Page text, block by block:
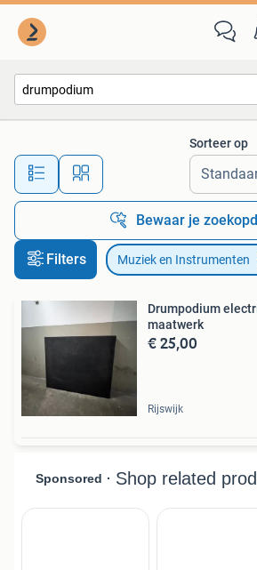
Alle afstanden…
Sorteer op
Bewaar je
Filters Muziek en Instrumenten
Drumpodium
maatwerk
€ 25,00
Rijswijk